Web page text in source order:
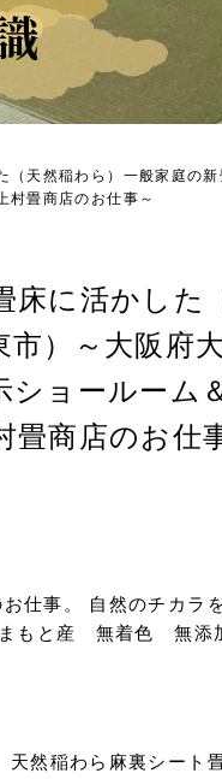
（天然稲わら）一般家庭の
畳商店のお仕事～
床に活かした
市）～大阪府
ショール
畳商店のお仕
仕事。 自然のチカラ
まもと産 無着色 無添
天然稲わら麻裏シー